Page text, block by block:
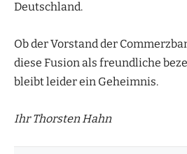
Deutschland.
Ob der Vorstand der
diese Fusion als freundliche
bleibt leider ein Geheimnis.
Ihr Thorsten Hahn